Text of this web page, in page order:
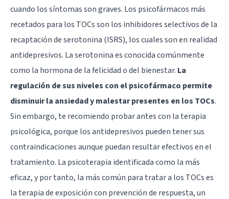
cuando los síntomas son graves. Los psicofármacos más
recetados para los TOCs son los inhibidores selectivos de la
recaptación de serotonina (ISRS), los cuales son en realidad
antidepresivos. La serotonina es conocida comúnmente
como la hormona de la felicidad o del bienestar. La
regulación de sus niveles con el psicofármaco permite
disminuir la ansiedad y malestar presentes en los TOCs.
Sin embargo, te recomiendo probar antes con la terapia
psicológica, porque los antidepresivos pueden tener sus
contraindicaciones aunque puedan resultar efectivos en el
tratamiento. La psicoterapia identificada como la más
eficaz, y por tanto, la más común para tratar a los TOCs es
la terapia de exposición con prevención de respuesta, un